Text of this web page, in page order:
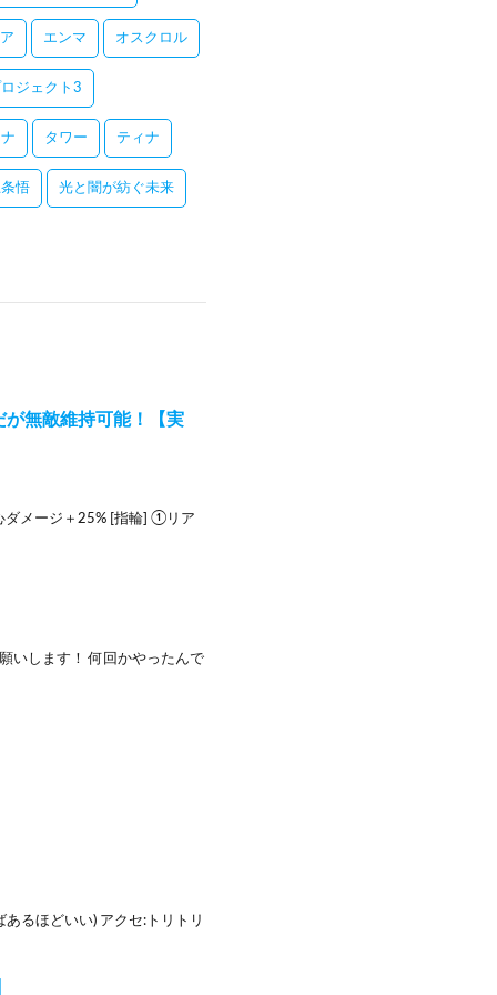
エンマ オスクロル
ジェクト3
タワー ティナ
悟 光と闇が紡ぐ未来
無敵維持可能！【実
メージ＋25% [指輪] ①リア
いします！ 何回かやったんで
るほどいい) アクセ:トリトリ